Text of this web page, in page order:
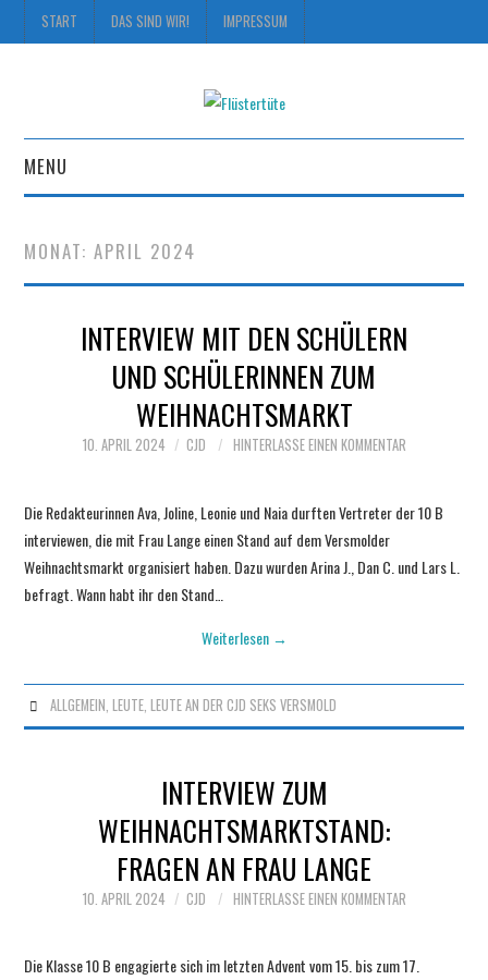
START DAS SIND WIR! IMPRESSUM
MENU
DAS SIND WIR!
IMPRESSUM
MONAT:APRIL 2024
INTERVIEW MIT DEN SCHÜLERN
UND SCHÜLERINNEN ZUM
WEIHNACHTSMARKT
10. APRIL 2024 CJD HINTERLASSE EINEN KOMMENTAR
Die Redakteurinnen Ava, Joline, Leonie und Naia durften Vertreter der 10 B
interviewen, die mit Frau Lange einen Stand auf dem Versmolder
Weihnachtsmarkt organisiert haben. Dazu wurden Arina J., Dan C. und Lars L.
befragt. Wann habt ihr den Stand…
Weiterlesen →
ALLGEMEIN, LEUTE, LEUTE AN DER CJD SEKS VERSMOLD
INTERVIEW ZUM
WEIHNACHTSMARKTSTAND:
FRAGEN AN FRAU LANGE
10. APRIL 2024 CJD HINTERLASSE EINEN KOMMENTAR
Die Klasse 10 B engagierte sich im letzten Advent vom 15. bis zum 17.